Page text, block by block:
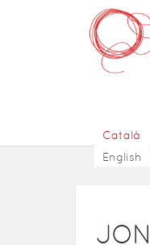
Català
English